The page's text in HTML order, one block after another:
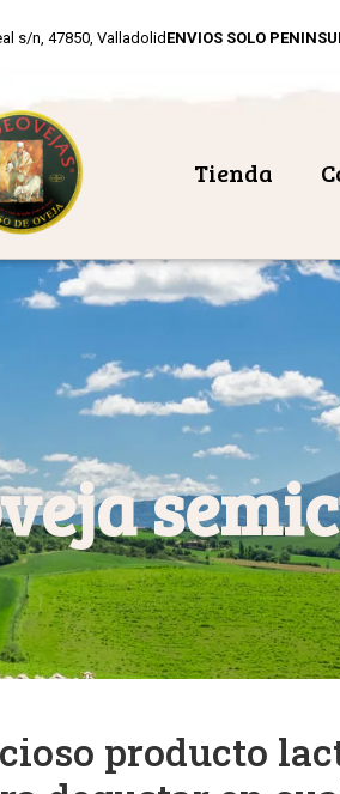
s/n, 47850, ValladolidENVIOS SOLO
Tienda
producto